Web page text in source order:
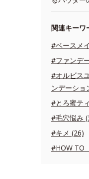
関連キーワ
#ベースメ
#ファンデ
#オルビス
ンデーショ
#とろ蜜テ
#毛穴悩み
#キメ (26)
#HOW TO